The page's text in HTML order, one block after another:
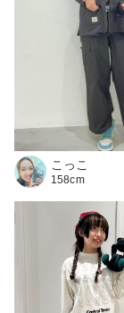
こっこ
158cm